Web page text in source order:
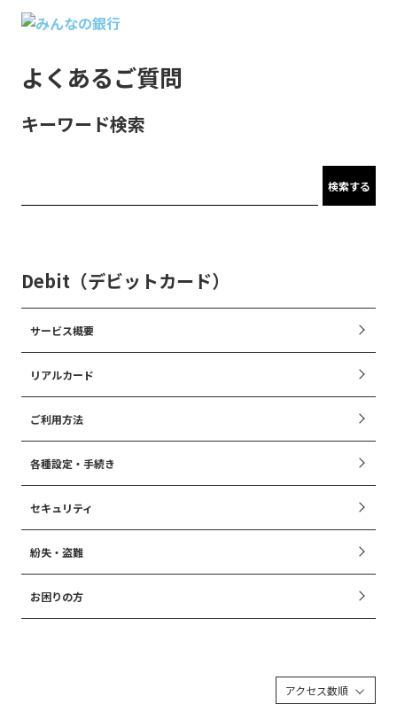
よくあるご質問
キーワード検索
検索する
Debit（デビットカード）
サービス概要
リアルカード
ご利用方法
各種設定・手続き
セキュリティ
紛失・盗難
お困りの方
アクセス数順